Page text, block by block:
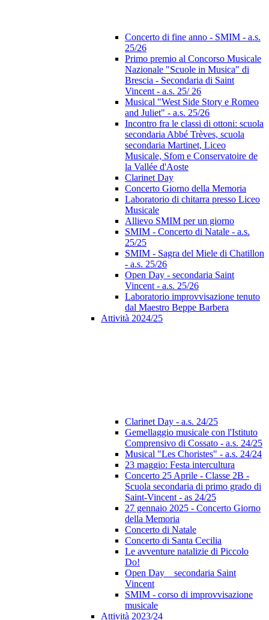
Concerto di fine anno - SMIM - a.s.
25/26
Primo premio al Concorso Musicale
Nazionale "Scuole in Musica" di
Brescia - Secondaria di Saint
Vincent - a.s. 25/ 26
Musical "West Side Story e Romeo
and Juliet" - a.s. 25/26
Incontro fra le classi di ottoni: scuola
secondaria Abbé Trèves, scuola
secondaria Martinet, Liceo
Musicale, Sfom e Conservatoire de
la Vallée d'Aoste
Clarinet Day
Concerto Giorno della Memoria
Laboratorio di chitarra presso Liceo
Musicale
Allievo SMIM per un giorno
SMIM - Concerto di Natale - a.s.
25/25
SMIM - Sagra del Miele di Chatillon
- a.s. 25/26
Open Day - secondaria Saint
Vincent - a.s. 25/26
Laboratorio improvvisazione tenuto
dal Maestro Beppe Barbera
Attività 2024/25
Clarinet Day - a.s. 24/25
Gemellaggio musicale con l'Istituto
Comprensivo di Cossato - a.s. 24/25
Musical "Les Choristes" - a.s. 24/24
23 maggio: Festa intercultura
Concerto 25 Aprile - Classe 2B -
Scuola secondaria di primo grado di
Saint-Vincent - as 24/25
27 gennaio 2025 - Concerto Giorno
della Memoria
Concerto di Natale
Concerto di Santa Cecilia
Le avventure natalizie di Piccolo
Do!
Open Day _ secondaria Saint
Vincent
SMIM - corso di improvvisazione
musicale
Attività 2023/24